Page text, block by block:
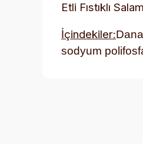
Etli Fıstıklı
İçindekiler:
sodyum